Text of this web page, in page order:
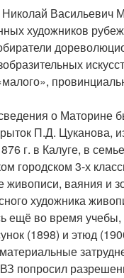
Васильевич
художников
о Маторине
П.Д. Цуканова,
г. в Калуге, в
городском 3-х
ваяния и
художника
ещё во время
(1898) и этюд
попросил